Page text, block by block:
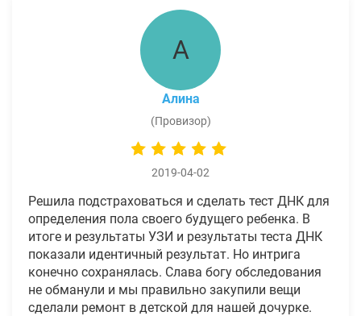
А
Алина
(Провизор)
2019-04-02
Решила подстраховаться и сделать тест ДНК для
определения пола своего будущего ребенка. В
итоге и результаты УЗИ и результаты теста ДНК
показали идентичный результат. Но интрига
конечно сохранялась. Слава богу обследования
не обманули и мы правильно закупили вещи
сделали ремонт в детской для нашей дочурке.